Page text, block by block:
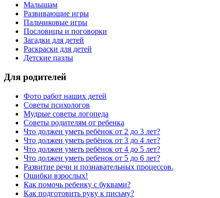
Малышам
Развивающие игры
Пальчиковые игры
Пословицы и поговорки
Загадки для детей
Раскраски для детей
Детские пазлы
Для родителей
Фото работ наших детей
Советы психологов
Мудрые советы логопеда
Советы родителям от ребенка
Что должен уметь ребёнок от 2 до 3 лет?
Что должен уметь ребёнок от 3 до 4 лет?
Что должен уметь ребёнок от 4 до 5 лет?
Что должен уметь ребенок от 5 до 6 лет?
Развитие речи и познавательных процессов.
Ошибки взрослых!
Как помочь ребенку с буквами?
Как подготовить руку к письму?